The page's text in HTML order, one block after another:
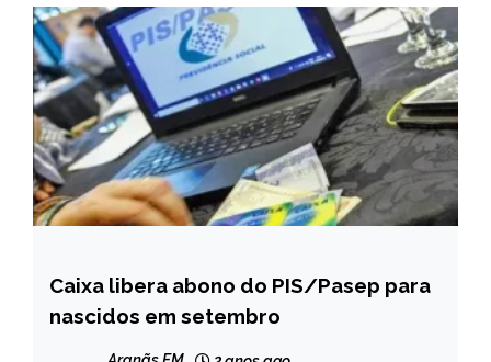
BRASIL
NOTÍCIAS
Caixa libera abono do PIS/Pasep para
nascidos em setembro